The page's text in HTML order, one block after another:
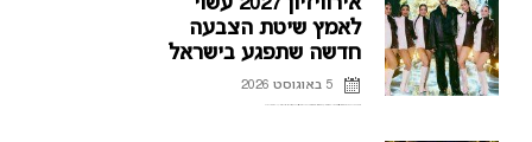
לאמץ שיטת הצבעה
חדשה שתפגע בישראל
5 באוגוסט 2026